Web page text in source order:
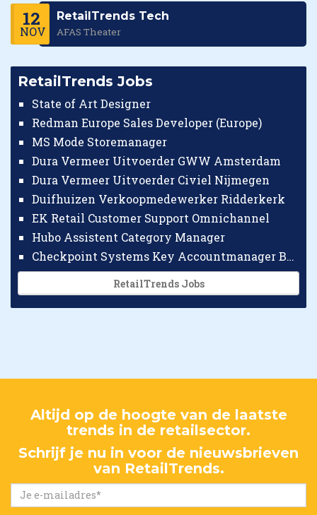
12
NOV
RetailTrends Tech
AFAS Theater
RetailTrends Jobs
State of Art Designer
Redman Europe Sales Developer (Europe)
MS Mode Storemanager
Dura Vermeer Uitvoerder GWW Amsterdam
Dura Vermeer Uitvoerder Civiel Nijmegen
Duifhuizen Verkoopmedewerker Ridderkerk
EK Retail Customer Support Omnichannel
Hubo Assistent Category Manager
Checkpoint Systems Key Accountmanager Benelux
RetailTrends Jobs
Altijd op de hoogte van de laatste
trends in de retailsector.
Schrijf je nu in voor de nieuwsbrieven
van RetailTrends.